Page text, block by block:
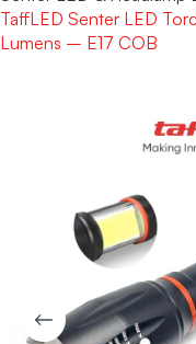
TaffLED Senter LED
Lumens – E17 COB